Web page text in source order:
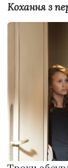
Кохання з